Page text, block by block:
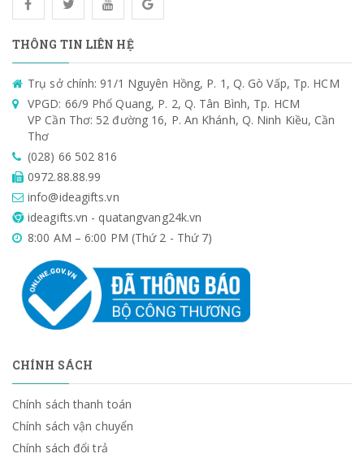
THÔNG TIN LIÊN HỆ
Trụ sở chính: 91/1 Nguyên Hồng, P. 1, Q. Gò Vấp, Tp. HCM
VPGD: 66/9 Phổ Quang, P. 2, Q. Tân Bình, Tp. HCM
VP Cần Thơ: 52 đường 16, P. An Khánh, Q. Ninh Kiều, Cần
Thơ
(028) 66 502 816
0972.88.88.99
info@ideagifts.vn
ideagifts.vn - quatangvang24k.vn
8:00 AM – 6:00 PM (Thứ 2 - Thứ 7)
CHÍNH SÁCH
Chính sách thanh toán
Chính sách vận chuyển
Chính sách đổi trả